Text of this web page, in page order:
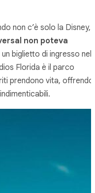
non c’è solo la Disney,
non poteva
biglietto di ingresso nel
Florida è il parco
prendono vita,